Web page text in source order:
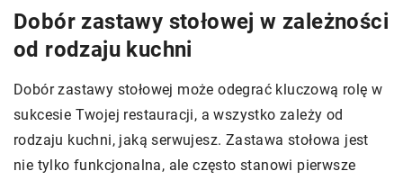
Dobór zastawy stołowej w zależności
od rodzaju kuchni
Dobór zastawy stołowej może odegrać kluczową rolę w
sukcesie Twojej restauracji, a wszystko zależy od
rodzaju kuchni, jaką serwujesz. Zastawa stołowa jest
nie tylko funkcjonalna, ale często stanowi pierwsze